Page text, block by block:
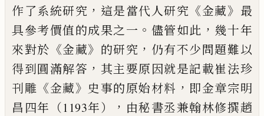
作了系統研究 ， 這是當代人研究 《金藏》 最
具參考價值的成果之一 。 儘管如此 ， 幾十年
來對於 《金藏》 的研究 ， 仍有不少問題難以
得到圓滿解答 ， 其主要原因就是記載崔法珍
刊雕 《金藏》 史事的原始材料 ， 即金章宗明
昌 四年（1193年） ， 由秘書丞兼翰林修撰趙